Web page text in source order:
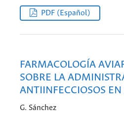
PDF (Español)
FARMACOLOGÍA
SOBRE LA
ANTIINFECCIOSOS
G. Sánchez